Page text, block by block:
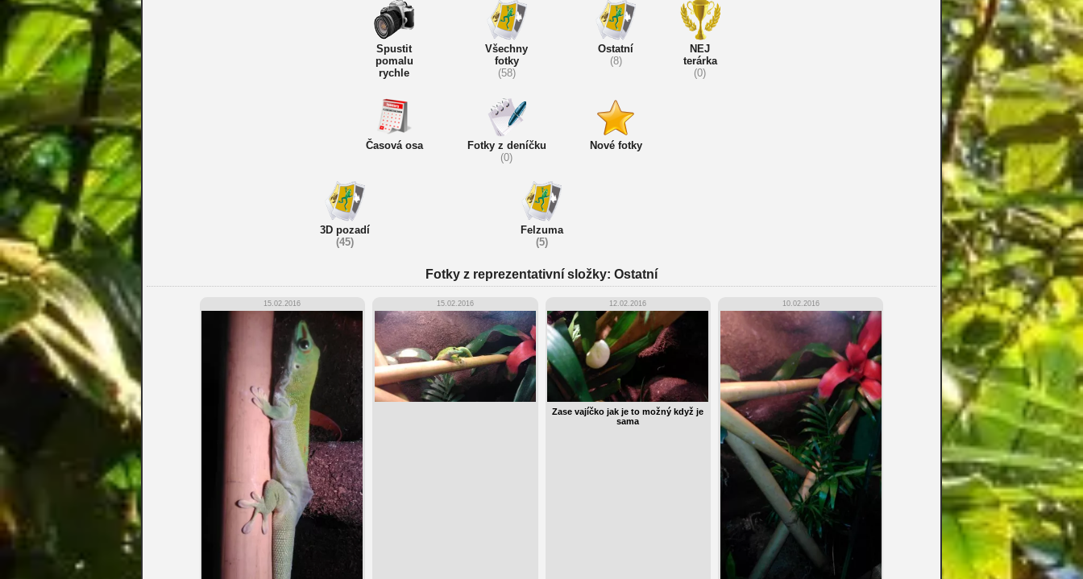
Spustit
pomalu
rychle
Všechny
fotky
(58)
Ostatní
(8)
NEJ
terárka
(0)
Časová osa
Fotky z deníčku
(0)
Nové fotky
3D pozadí
(45)
Felzuma
(5)
Fotky z reprezentativní složky: Ostatní
15.02.2016 15.02.2016 12.02.2016
Zase vajíčko jak je to možný když je
sama
10.02.2016